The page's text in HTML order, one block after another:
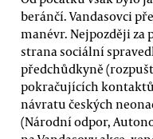
beránčí. Vandasovci
manévr. Nejpozději za
strana sociální
předchůdkyně
pokračujících
návratu českých
(Národní odpor,